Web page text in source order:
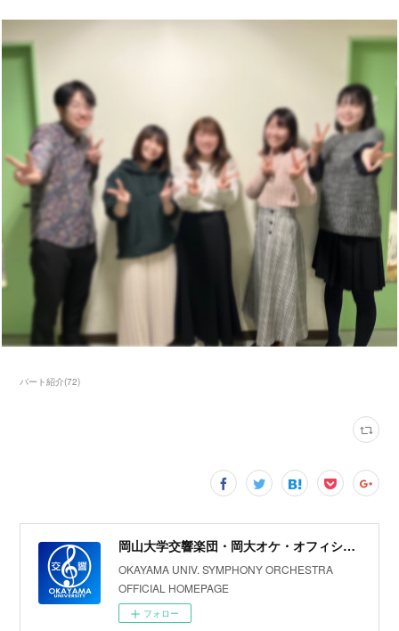
パート紹介(72)
岡山大学交響楽団・岡大オケ・オフィシャルホームページ
OKAYAMA UNIV. SYMPHONY ORCHESTRA
OFFICIAL HOMEPAGE
フォロー